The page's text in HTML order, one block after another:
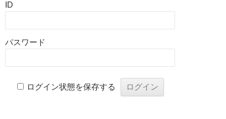
ID
パスワード
ログイン状態を保存する